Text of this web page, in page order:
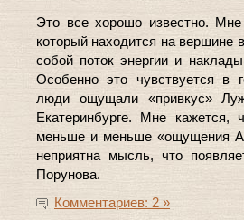
Это все хорошо известно.
который находится на вершине
собой поток энергии и
Особенно это чувствуется в
люди ощущали «привкус»
Екатеринбурге. Мне кажется,
меньше и меньше «ощущения
неприятна мысль, что
Порунова.
Комментариев: 2 »